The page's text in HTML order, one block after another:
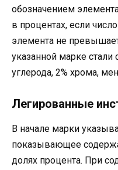
обозначением
в процентах, если
элемента не
указанной марке стали
углерода, 2% хрома,
Легированные
В начале марки
показывающее
долях процента. При